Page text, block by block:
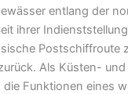
entlang der
ihrer
Postschiffroute
Als Küsten-
die Funktionen eines